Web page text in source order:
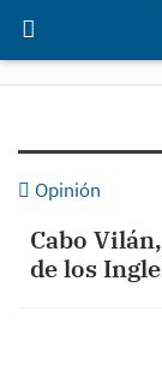
Opinión
Cabo
de los